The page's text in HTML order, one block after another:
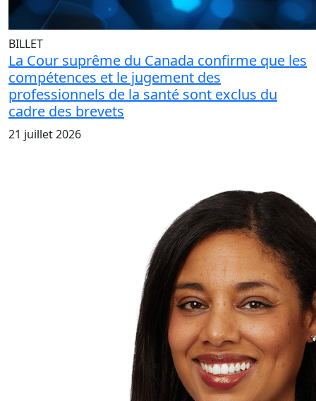
BILLET
La Cour suprême du Canada confirme que les
compétences et le jugement des
professionnels de la santé sont exclus du
cadre des brevets
21 juillet 2026